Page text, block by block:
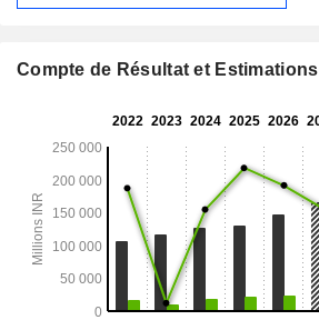
Compte de Résultat et Estimations